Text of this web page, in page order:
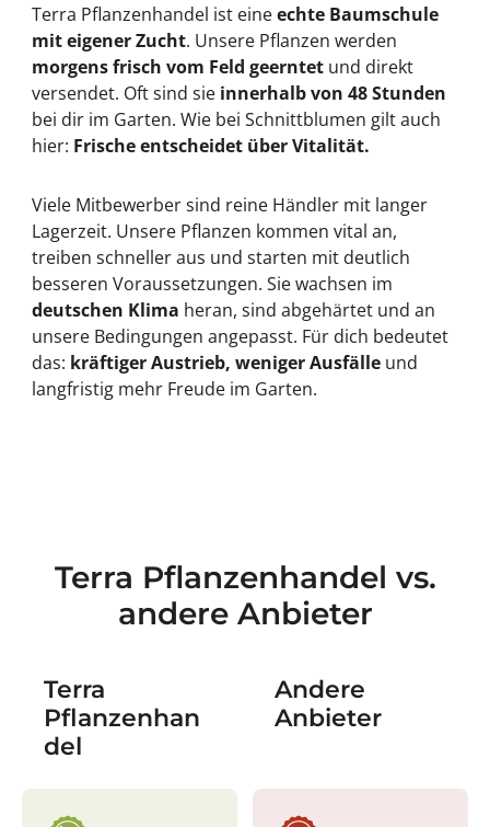
Terra Pflanzenhandel ist eineechte Baumschule
mit eigener Zucht. Unsere Pflanzen werden
morgens frisch vom Feld geerntetund direkt
versendet. Oft sind sie innerhalb von 48 Stunden
bei dir im Garten. Wie bei Schnittblumen gilt auch
hier: Frische entscheidet über Vitalität.
Viele Mitbewerber sind reine Händler mit langer
Lagerzeit. Unsere Pflanzen kommen vital an,
treiben schneller aus und starten mit deutlich
besseren Voraussetzungen. Sie wachsen im
deutschen Klima heran, sind abgehärtet und an
unsere Bedingungen angepasst. Für dich bedeutet
das: kräftiger Austrieb, weniger Ausfälle und
langfristig mehr Freude im Garten.
Terra Pflanzenhandel vs.
andere Anbieter
Terra
Pflanzenhan
del
Andere
Anbieter